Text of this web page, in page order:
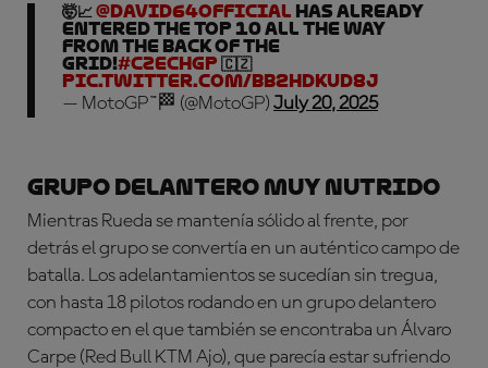
🤯📈@david64official has already
entered the top 10 all the way
from the back of the
grid!#CzechGP 🇨🇿
pic.twitter.com/bb2hDkUd8j
— MotoGP™🏁 (@MotoGP) July 20, 2025
Grupo delantero muy nutrido
Mientras Rueda se mantenía sólido al frente, por
detrás el grupo se convertía en un auténtico campo de
batalla. Los adelantamientos se sucedían sin tregua,
con hasta 18 pilotos rodando en un grupo delantero
compacto en el que también se encontraba un Álvaro
Carpe (Red Bull KTM Ajo), que parecía estar sufriendo